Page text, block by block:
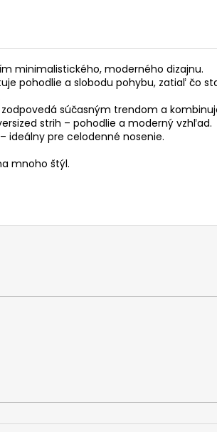
minimalistického, moderného dizajnu.
pohodlie a slobodu pohybu, zatiaľ čo
súčasným trendom a
strih – pohodlie a moderný vzhľad.
ideálny pre celodenné nosenie.
mnoho štýl.